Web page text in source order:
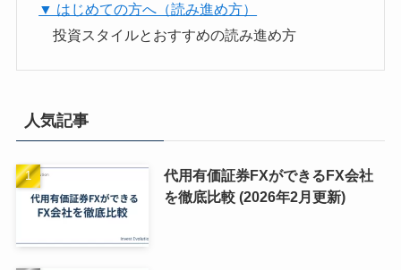
▼ はじめての方へ（読み進め方）
投資スタイルとおすすめの読み進め方
人気記事
代用有価証券FXができるFX会社
を徹底比較 (2026年2月更新)